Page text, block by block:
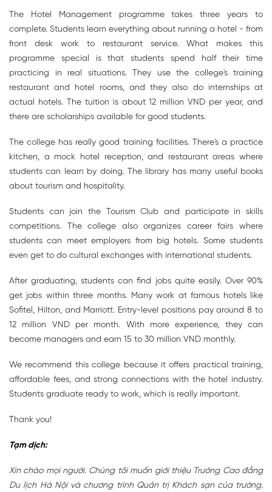
The Hotel Management programme takes three years to
complete. Students learn everything about running a hotel - from
front desk work to restaurant service. What makes this
programme special is that students spend half their time
practicing in real situations. They use the college's training
restaurant and hotel rooms, and they also do internships at
actual hotels. The tuition is about 12 million VND per year, and
there are scholarships available for good students.
The college has really good training facilities. There's a practice
kitchen, a mock hotel reception, and restaurant areas where
students can learn by doing. The library has many useful books
about tourism and hospitality.
Students can join the Tourism Club and participate in skills
competitions. The college also organizes career fairs where
students can meet employers from big hotels. Some students
even get to do cultural exchanges with international students.
After graduating, students can find jobs quite easily. Over 90%
get jobs within three months. Many work at famous hotels like
Sofitel, Hilton, and Marriott. Entry-level positions pay around 8 to
12 million VND per month. With more experience, they can
become managers and earn 15 to 30 million VND monthly.
We recommend this college because it offers practical training,
affordable fees, and strong connections with the hotel industry.
Students graduate ready to work, which is really important.
Thank you!
Tạm dịch:
Xin chào mọi người. Chúng tôi muốn giới thiệu Trường Cao đẳng
Du lịch Hà Nội và chương trình Quản trị Khách sạn của trường.